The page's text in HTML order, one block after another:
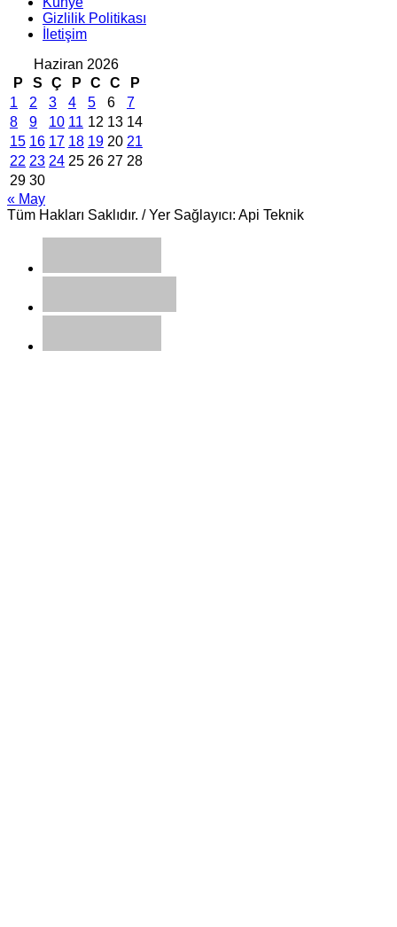
Gizlilik Politikası
İletişim
Haziran 2026
P
S Ç P C C
P
1
2 3 4 5 6
7
8
9 10 11 12 13 14
15 16 17 18 19 20 21
22 23 24 25 26 27 28
29 30
« May
Tüm Hakları Saklıdır. / Yer Sağlayıcı: Api Teknik